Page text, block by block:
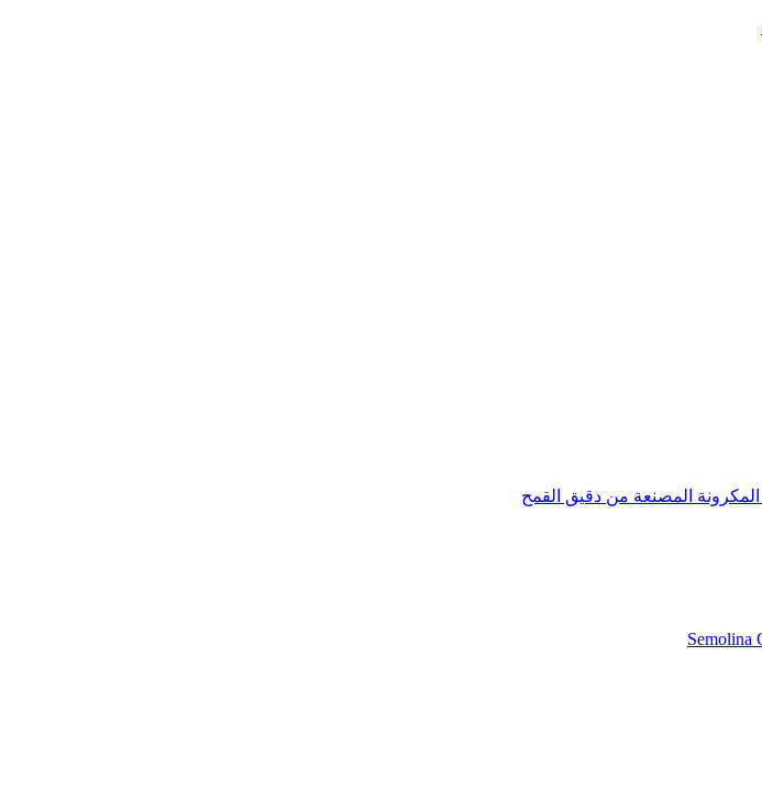
المكرونة المصنعة من دقيق القمح